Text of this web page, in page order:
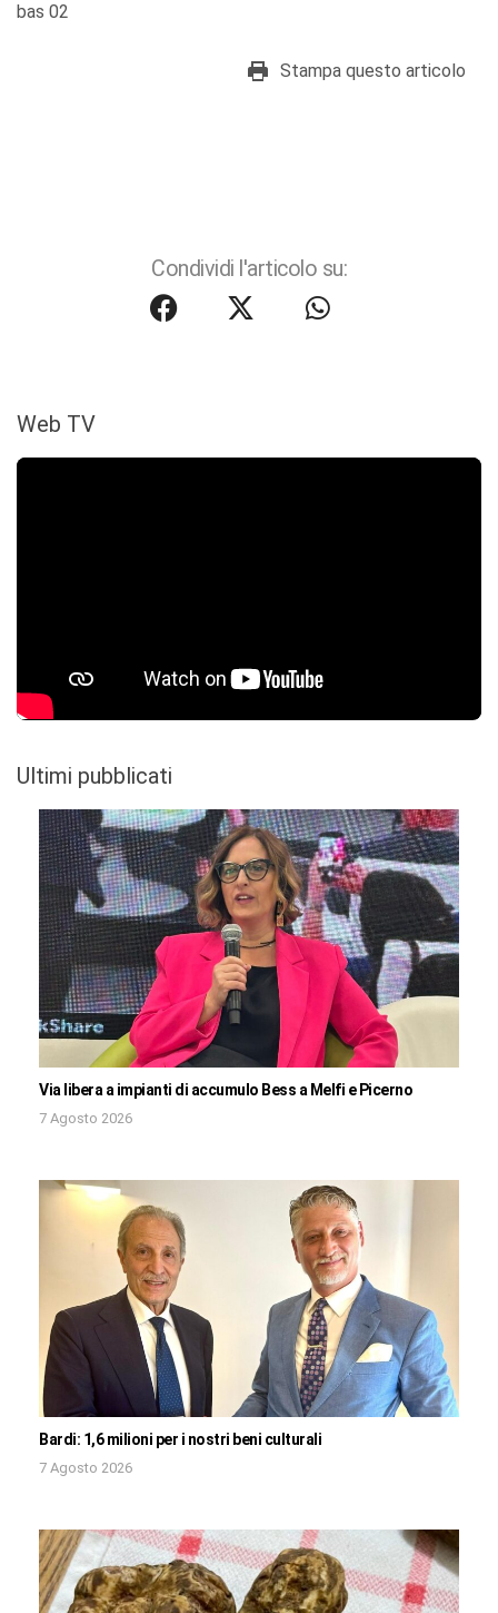
bas 02
Stampa questo articolo
Condividi l'articolo su:
Web TV
Ultimi pubblicati
Via libera a impianti di accumulo Bess a Melfi e Picerno
7 Agosto 2026
Bardi: 1,6 milioni per i nostri beni culturali
7 Agosto 2026